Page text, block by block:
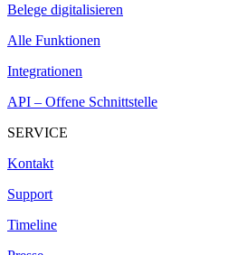
Belege digitalisieren
Alle Funktionen
Integrationen
API – Offene Schnittstelle
SERVICE
Kontakt
Support
Timeline